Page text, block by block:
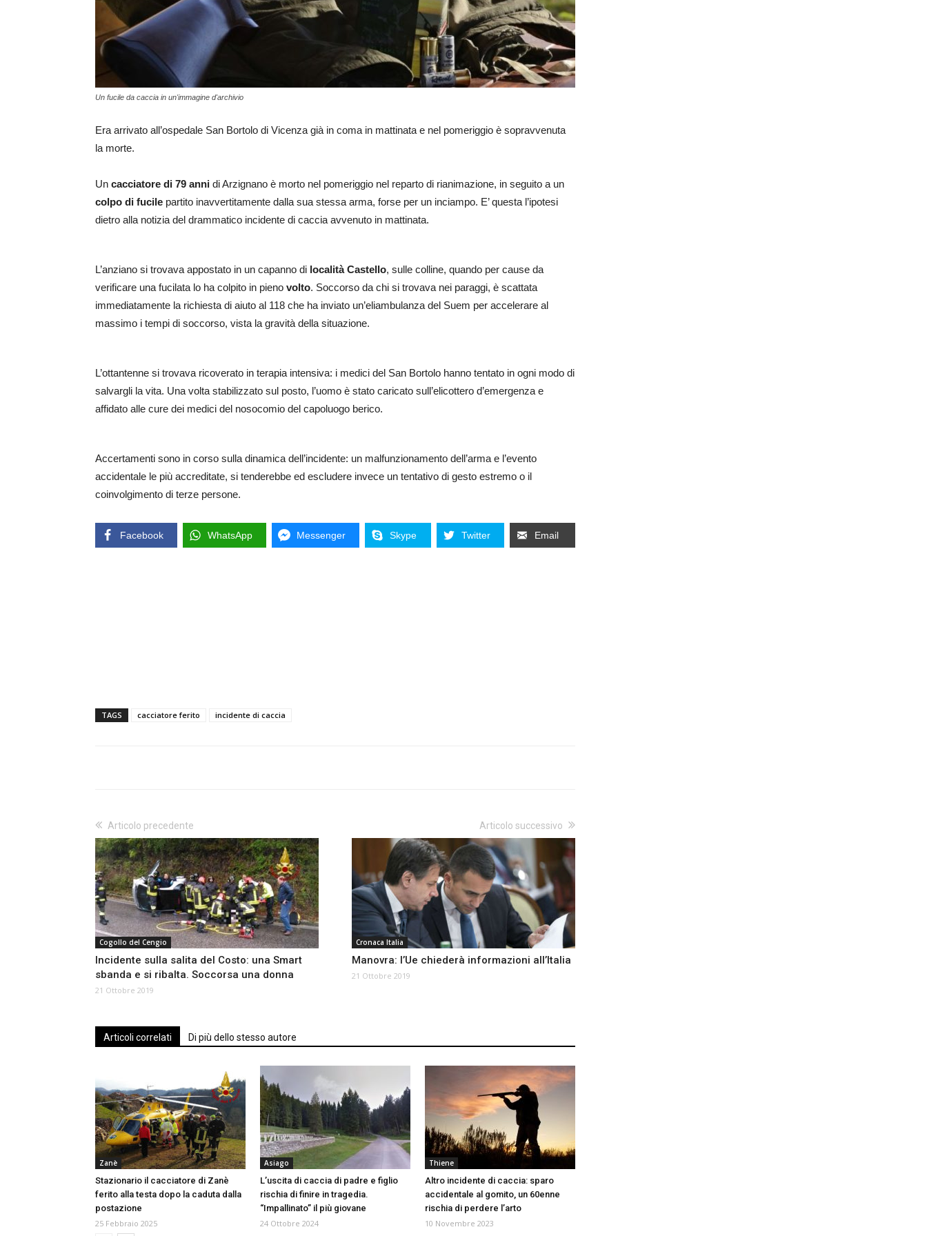
Un fucile da caccia in un'immagine d'archivio
Era arrivato all’ospedale San Bortolo di Vicenza già in coma in mattinata e nel pomeriggio è sopravvenuta
la morte.
Un cacciatore di 79 anni di Arzignano è morto nel pomeriggio nel reparto di rianimazione, in seguito a un
colpo di fucile partito inavvertitamente dalla sua stessa arma, forse per un inciampo. E’ questa l’ipotesi
dietro alla notizia del drammatico incidente di caccia avvenuto in mattinata.
L’anziano si trovava appostato in un capanno di località Castello, sulle colline, quando per cause da
verificare una fucilata lo ha colpito in pieno volto. Soccorso da chi si trovava nei paraggi, è scattata
immediatamente la richiesta di aiuto al 118 che ha inviato un’eliambulanza del Suem per accelerare al
massimo i tempi di soccorso, vista la gravità della situazione.
L’ottantenne si trovava ricoverato in terapia intensiva: i medici del San Bortolo hanno tentato in ogni modo di
salvargli la vita. Una volta stabilizzato sul posto, l’uomo è stato caricato sull’elicottero d’emergenza e
affidato alle cure dei medici del nosocomio del capoluogo berico.
Accertamenti sono in corso sulla dinamica dell’incidente: un malfunzionamento dell’arma e l’evento
accidentale le più accreditate, si tenderebbe ed escludere invece un tentativo di gesto estremo o il
coinvolgimento di terze persone.
Facebook WhatsApp Messenger Skype Twitter Email
TAGS cacciatore ferito incidente di caccia
Articolo precedente
Cogollo del Cengio
Incidente sulla salita del Costo: una Smart
sbanda e si ribalta. Soccorsa una donna
21 Ottobre 2019
Articolo successivo
Cronaca Italia
Manovra: l’Ue chiederà informazioni all’Italia
21 Ottobre 2019
Articoli correlati Di più dello stesso autore
Zanè
Stazionario il cacciatore di Zanè
ferito alla testa dopo la caduta dalla
postazione
25 Febbraio 2025
Asiago
L’uscita di caccia di padre e figlio
rischia di finire in tragedia.
“Impallinato” il più giovane
24 Ottobre 2024
Thiene
Altro incidente di caccia: sparo
accidentale al gomito, un 60enne
rischia di perdere l’arto
10 Novembre 2023